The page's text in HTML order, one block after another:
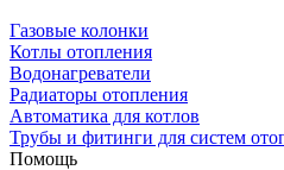
Газовые колонки
Котлы отопления
Водонагреватели
Радиаторы отопления
Автоматика для котлов
Трубы и фитинги для систем
Помощь